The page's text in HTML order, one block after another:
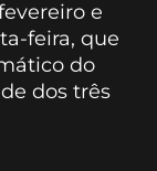
e
feira, que
do
dos três